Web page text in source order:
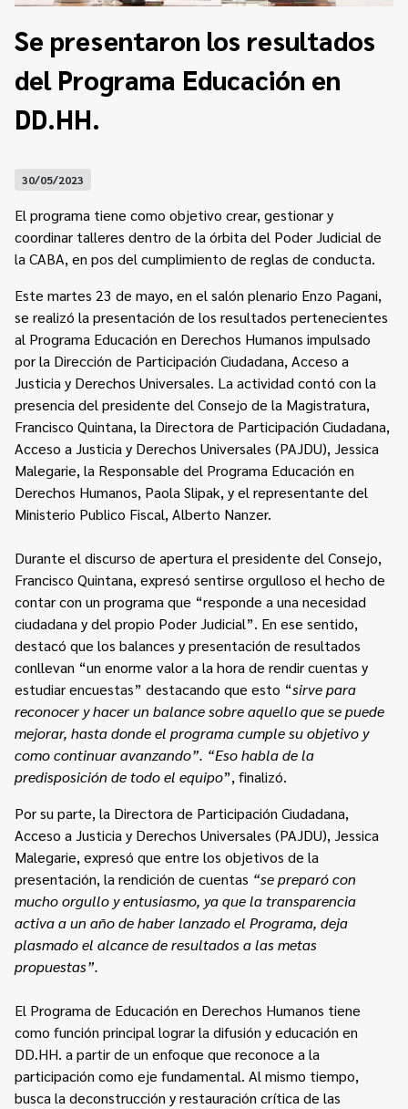
Convenios
Concursos
Acceso a la información Pública
Tenés Derechos
Plan de Gobierno Abierto en la Justicia
Recursos y Acceso a la Justicia
Repositorio de Datos Abiertos
Programa Educación en Derechos Humanos
Cuento con Derechos
Transparencia
Contacto
Se presentaron los resultados
del Programa Educación en
DD.HH.
30/05/2023
El programa tiene como objetivo crear, gestionar y
coordinar talleres dentro de la órbita del Poder Judicial de
la CABA, en pos del cumplimiento de reglas de conducta.
Este martes 23 de mayo, en el salón plenario Enzo Pagani,
se realizó la presentación de los resultados pertenecientes
al Programa Educación en Derechos Humanos impulsado
por la Dirección de Participación Ciudadana, Acceso a
Justicia y Derechos Universales. La actividad contó con la
presencia del presidente del Consejo de la Magistratura,
Francisco Quintana, la Directora de Participación Ciudadana,
Acceso a Justicia y Derechos Universales (PAJDU), Jessica
Malegarie, la Responsable del Programa Educación en
Derechos Humanos, Paola Slipak, y el representante del
Ministerio Publico Fiscal, Alberto Nanzer.
Durante el discurso de apertura el presidente del Consejo,
Francisco Quintana, expresó sentirse orgulloso el hecho de
contar con un programa que “responde a una necesidad
ciudadana y del propio Poder Judicial”. En ese sentido,
destacó que los balances y presentación de resultados
conllevan “un enorme valor a la hora de rendir cuentas y
estudiar encuestas” destacando que esto “sirve para
reconocer y hacer un balance sobre aquello que se puede
mejorar, hasta donde el programa cumple su objetivo y
como continuar avanzando”. “Eso habla de la
predisposición de todo el equipo”, finalizó.
Por su parte, la Directora de Participación Ciudadana,
Acceso a Justicia y Derechos Universales (PAJDU), Jessica
Malegarie, expresó que entre los objetivos de la
presentación, la rendición de cuentas “se preparó con
mucho orgullo y entusiasmo, ya que la transparencia
activa a un año de haber lanzado el Programa, deja
plasmado el alcance de resultados a las metas
propuestas”.
El Programa de Educación en Derechos Humanos tiene
como función principal lograr la difusión y educación en
DD.HH. a partir de un enfoque que reconoce a la
participación como eje fundamental. Al mismo tiempo,
busca la deconstrucción y restauración crítica de las